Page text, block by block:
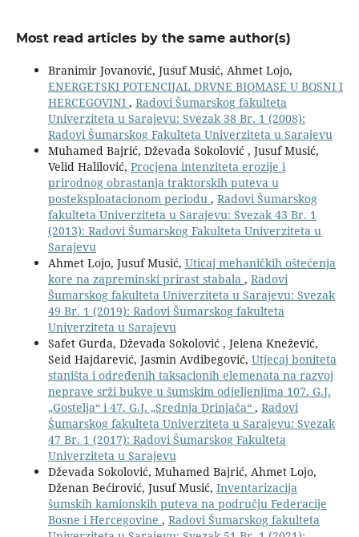
Most read articles by the same author(s)
Branimir Jovanović, Jusuf Musić, Ahmet Lojo,
ENERGETSKI POTENCIJAL DRVNE BIOMASE U BOSNI I
HERCEGOVINI , Radovi Šumarskog fakulteta
Univerziteta u Sarajevu: Svezak 38 Br. 1 (2008):
Radovi Šumarskog Fakulteta Univerziteta u Sarajevu
Muhamed Bajrić, Dževada Sokolović , Jusuf Musić,
Velid Halilović, Procjena intenziteta erozije i
prirodnog obrastanja traktorskih puteva u
posteksploatacionom periodu , Radovi Šumarskog
fakulteta Univerziteta u Sarajevu: Svezak 43 Br. 1
(2013): Radovi Šumarskog Fakulteta Univerziteta u
Sarajevu
Ahmet Lojo, Jusuf Musić, Uticaj mehaničkih oštećenja
kore na zapreminski prirast stabala , Radovi
Šumarskog fakulteta Univerziteta u Sarajevu: Svezak
49 Br. 1 (2019): Radovi Šumarskog fakulteta
Univerziteta u Sarajevu
Safet Gurda, Dževada Sokolović , Jelena Knežević,
Seid Hajdarević, Jasmin Avdibegović, Utjecaj boniteta
staništa i određenih taksacionih elemenata na razvoj
neprave srži bukve u šumskim odjeljenjima 107. G.J.
„Gostelja“ i 47. G.J. „Srednja Drinjača“ , Radovi
Šumarskog fakulteta Univerziteta u Sarajevu: Svezak
47 Br. 1 (2017): Radovi Šumarskog Fakulteta
Univerziteta u Sarajevu
Dževada Sokolović, Muhamed Bajrić, Ahmet Lojo,
Dženan Bećirović, Jusuf Musić, Inventarizacija
šumskih kamionskih puteva na području Federacije
Bosne i Hercegovine , Radovi Šumarskog fakulteta